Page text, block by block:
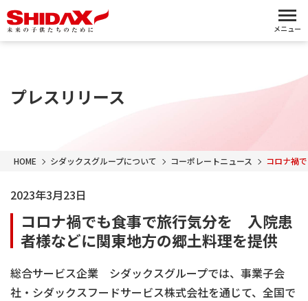
メニュー
プレスリリース
HOME シダックスグループについて コーポレートニュース コロナ禍
2023年3月23日
コロナ禍でも食事で旅行気分を 入院患
者様などに関東地方の郷土料理を提供
総合サービス企業 シダックスグループでは、事業子会
社・シダックスフードサービス株式会社を通じて、全国で